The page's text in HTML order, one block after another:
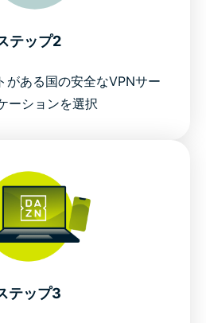
テップ2
がある国の安全なVPNサー
ーションを選択
テップ3